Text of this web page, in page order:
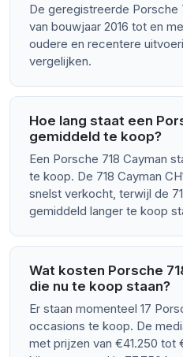
De geregistreerde Porsche
van bouwjaar 2016 tot en
oudere en recentere
vergelijken.
Hoe lang staat een
gemiddeld te koop?
Een Porsche 718 Cayman
te koop. De 718 Cayman
snelst verkocht, terwijl de
gemiddeld langer te koop
Wat kosten Porsche
die nu te koop staan?
Er staan momenteel 17
occasions te koop. De
met prijzen van €41.250 tot